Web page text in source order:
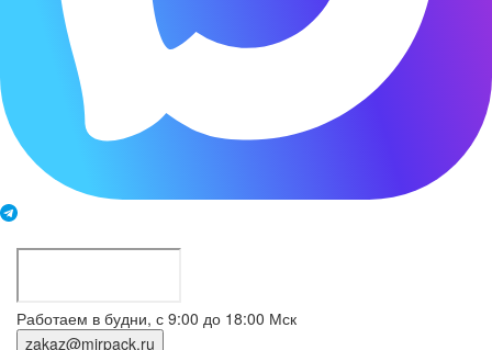
Работаем в будни, с 9:00 до 18:00 Мск
zakaz@mirpack.ru